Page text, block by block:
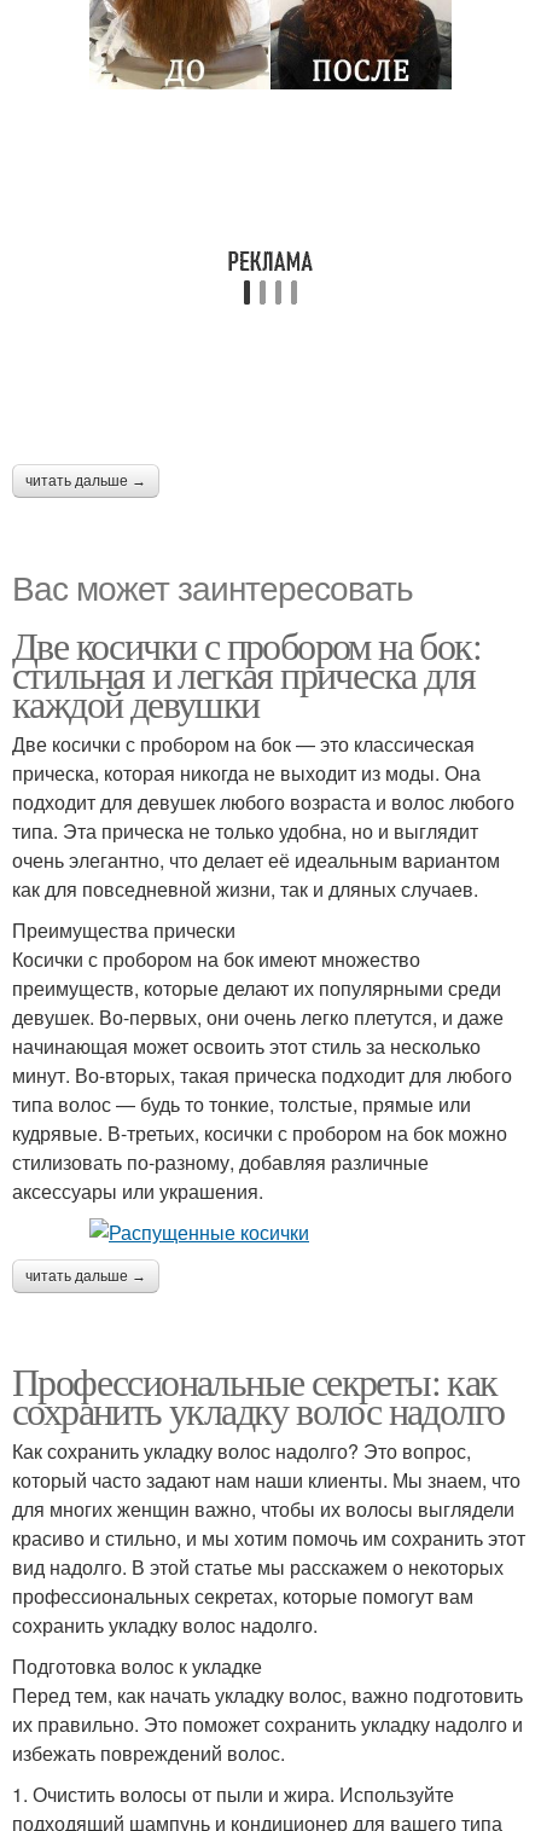
читать дальше →
Вас может заинтересовать
Две косички с пробором на бок:
стильная и легкая прическа для
каждой девушки
Две косички с пробором на бок — это классическая
прическа, которая никогда не выходит из моды. Она
подходит для девушек любого возраста и волос любого
типа. Эта прическа не только удобна, но и выглядит
очень элегантно, что делает её идеальным вариантом
как для повседневной жизни, так и дляных случаев.
Преимущества прически
Косички с пробором на бок имеют множество
преимуществ, которые делают их популярными среди
девушек. Во-первых, они очень легко плетутся, и даже
начинающая может освоить этот стиль за несколько
минут. Во-вторых, такая прическа подходит для любого
типа волос — будь то тонкие, толстые, прямые или
кудрявые. В-третьих, косички с пробором на бок можно
стилизовать по-разному, добавляя различные
аксессуары или украшения.
читать дальше →
Профессиональные секреты: как
сохранить укладку волос надолго
Как сохранить укладку волос надолго? Это вопрос,
который часто задают нам наши клиенты. Мы знаем, что
для многих женщин важно, чтобы их волосы выглядели
красиво и стильно, и мы хотим помочь им сохранить этот
вид надолго. В этой статье мы расскажем о некоторых
профессиональных секретах, которые помогут вам
сохранить укладку волос надолго.
Подготовка волос к укладке
Перед тем, как начать укладку волос, важно подготовить
их правильно. Это поможет сохранить укладку надолго и
избежать повреждений волос.
1. Очистить волосы от пыли и жира. Используйте
подходящий шампунь и кондиционер для вашего типа